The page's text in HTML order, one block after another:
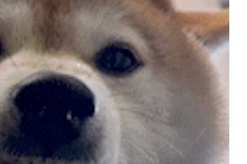
ロー
pecocats
ねこ部をフォロー